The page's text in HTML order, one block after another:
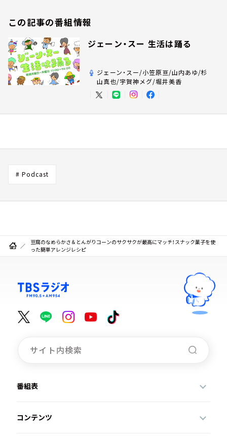
この記事の番組情報
ジェーン・スー 生活は踊る
ジェーン・スー/小笠原亘/山内あゆ/杉
山真也/宇賀神メグ/堀井美香
# Podcast
豆腐のなめらかさ＆とんがりコーンのサクサクが最高にマッチ！スナック菓子を使
った簡単アレンジレシピ
番組表
コンテンツ